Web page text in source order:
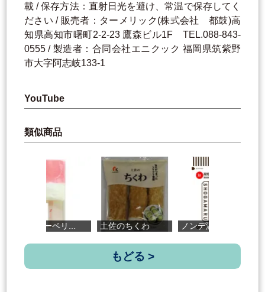
載 / 保存方法：直射日光を避け、常温で保存してく
ださい / 販売者：ターメリック(株式会社 都鼓)高
知県高知市曙町2-2-23 鷹森ビル1F TEL.088-843-
0555 / 製造者：合同会社エニクック 福岡県筑紫野
市大字阿志岐133-1
YouTube
類似商品
ミルキーベリ... 土佐のちくわ ノンデ温カツ...
もどる >